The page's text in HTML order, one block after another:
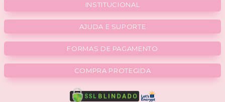
INSTITUCIONAL
AJUDA E SUPORTE
FORMAS DE PAGAMENTO
COMPRA PROTEGIDA